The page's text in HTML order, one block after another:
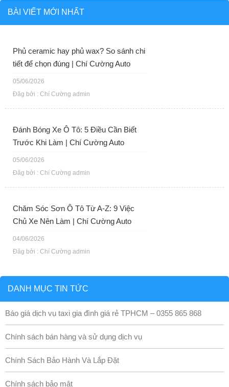
BÀI VIẾT MỚI NHẤT
Phủ ceramic hay phủ wax? So sánh chi
tiết để chọn đúng | Chí Cường Auto
05/06/2026
Đăg bởi : Chí Cường admin
Đánh Bóng Xe Ô Tô: 5 Điều Cần Biết
Trước Khi Làm | Chí Cường Auto
05/06/2026
Đăg bởi : Chí Cường admin
Chăm Sóc Sơn Ô Tô Từ A-Z: 9 Việc
Chủ Xe Nên Làm | Chí Cường Auto
04/06/2026
Đăg bởi : Chí Cường admin
DANH MỤC TIN TỨC
Báo giá dịch vụ taxi gia đình giá rẻ TPHCM – 0355 865 868
Chính sách bán hàng và sử dụng dịch vụ
Chính Sách Bảo Hành Và Lắp Đặt
Chính sách bảo mật